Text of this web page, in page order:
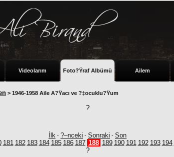
Videolarım Foto?Ÿraf Albümü Ailem
> 1946-1958 Aile A?Ÿacı ve ?‡ocuklu?Ÿum
?
İlk - ?–nceki - Sonraki - Son
181 182 183 184 185 186 187 188 189 190 191 192 193 194
?